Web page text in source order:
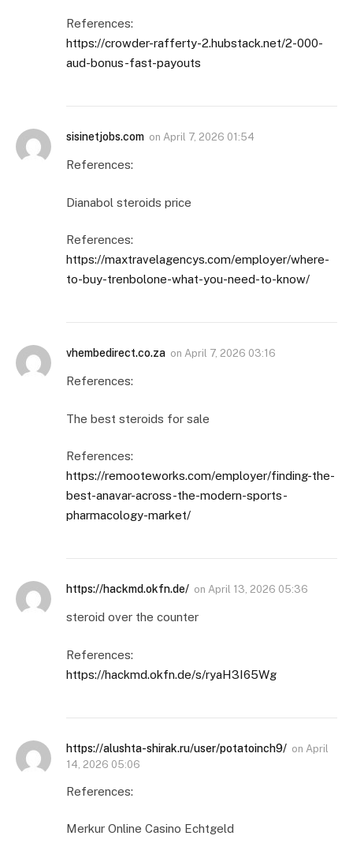
References:
https://crowder-rafferty-2.hubstack.net/2-000-
aud-bonus-fast-payouts
sisinetjobs.com on April 7, 2026 01:54
References:
Dianabol steroids price
References:
https://maxtravelagencys.com/employer/where-
to-buy-trenbolone-what-you-need-to-know/
vhembedirect.co.za on April 7, 2026 03:16
References:
The best steroids for sale
References:
https://remooteworks.com/employer/finding-the-
best-anavar-across-the-modern-sports-
pharmacology-market/
https://hackmd.okfn.de/ on April 13, 2026 05:36
steroid over the counter
References:
https://hackmd.okfn.de/s/ryaH3I65Wg
https://alushta-shirak.ru/user/potatoinch9/ on April
14, 2026 05:06
References:
Merkur Online Casino Echtgeld